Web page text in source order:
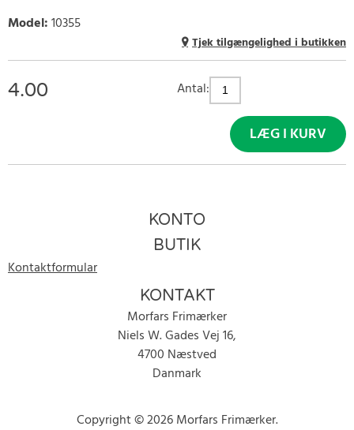
Model:10355
Tjek tilgængelighed i butikken
4.00 Antal:
LÆG I KURV
KONTO
BUTIK
Kontaktformular
KONTAKT
Morfars Frimærker
Niels W. Gades Vej 16,
4700 Næstved
Danmark
Copyright © 2026 Morfars Frimærker.